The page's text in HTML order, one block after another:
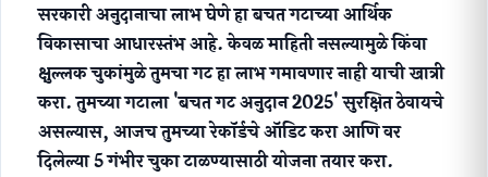
सरकारी अनुदानाचा लाभ घेणे हा बचत गटाच्या आर्थिक
विकासाचा आधारस्तंभ आहे. केवळ माहिती नसल्यामुळे किंवा
क्षुल्लक चुकांमुळे तुमचा गट हा लाभ गमावणार नाही याची खात्री
करा. तुमच्या गटाला 'बचत गट अनुदान 2025' सुरक्षित ठेवायचे
असल्यास, आजच तुमच्या रेकॉर्डचे ऑडिट करा आणि वर
दिलेल्या 5गंभीर चुकाटाळण्यासाठी योजना तयार करा.